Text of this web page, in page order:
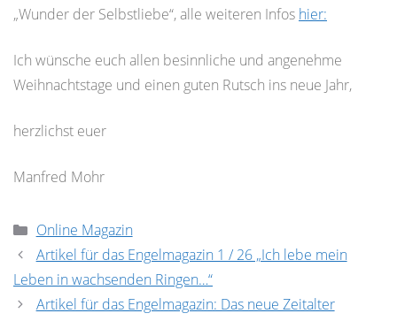
„Wunder der Selbstliebe“, alle weiteren Infos hier:
Ich wünsche euch allen besinnliche und angenehme
Weihnachtstage und einen guten Rutsch ins neue Jahr,
herzlichst euer
Manfred Mohr
Kategorien
Online Magazin
Artikel für das Engelmagazin 1 / 26 „Ich lebe mein
Leben in wachsenden Ringen…“
Artikel für das Engelmagazin: Das neue Zeitalter